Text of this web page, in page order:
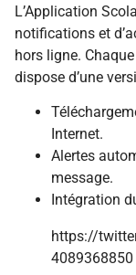
L’Application
notifications et
hors ligne.
dispose d’une
Internet.
Alertes
message.
Intégration
https://
4089368850